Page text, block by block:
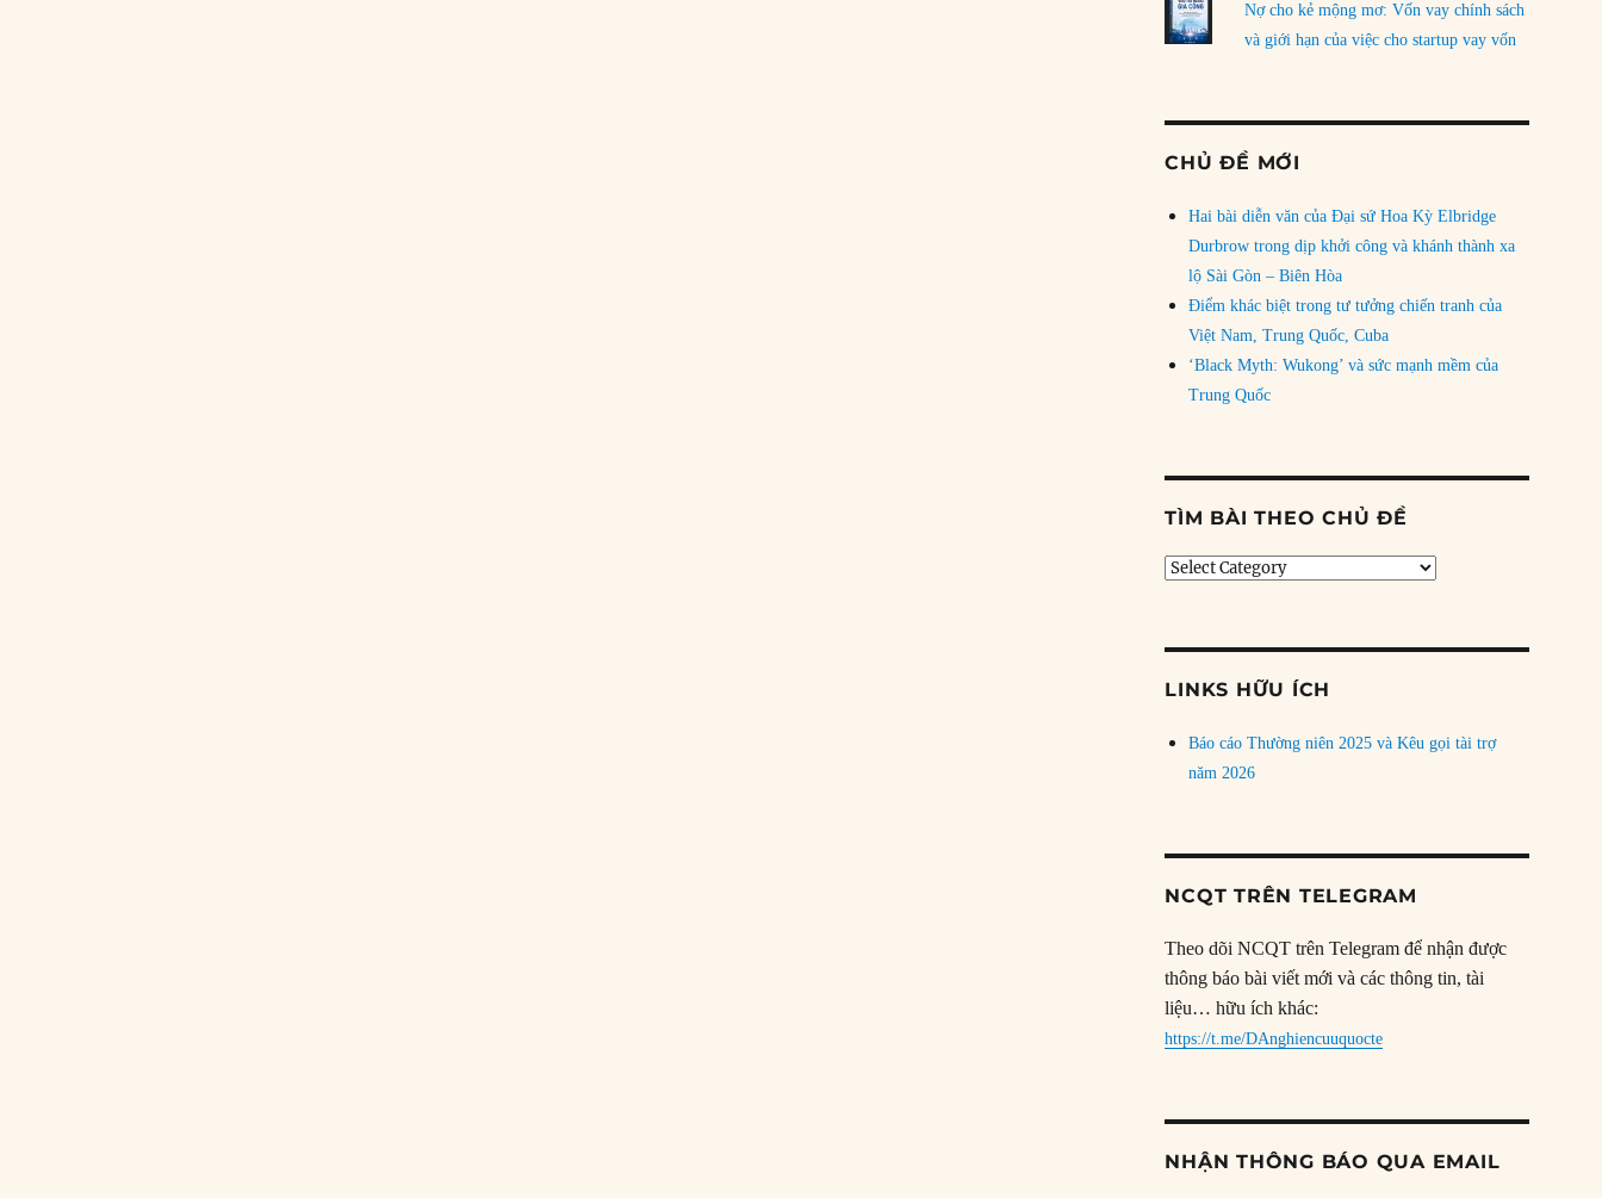
Nợ cho kẻ mộng mơ: Vốn vay chính sách
và giới hạn của việc cho startup vay vốn
CHỦ ĐỀ MỚI
Hai bài diễn văn của Đại sứ Hoa Kỳ Elbridge
Durbrow trong dịp khởi công và khánh thành xa
lộ Sài Gòn – Biên Hòa
Điểm khác biệt trong tư tưởng chiến tranh của
Việt Nam, Trung Quốc, Cuba
‘Black Myth: Wukong’ và sức mạnh mềm của
Trung Quốc
TÌM BÀI THEO CHỦ ĐỀ
Tìm
LINKS HỮU ÍCH
Báo cáo Thường niên 2025 và Kêu gọi tài trợ
năm 2026
NCQT TRÊN TELEGRAM
Theo dõi NCQT trên Telegram để nhận được
thông báo bài viết mới và các thông tin, tài
liệu… hữu ích khác:
https://t.me/DAnghiencuuquocte
NHẬN THÔNG BÁO QUA EMAIL